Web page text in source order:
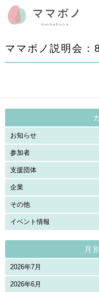
ママボノ説明会：
お知らせ
参加者
支援団体
企業
その他
イベント情報
月
2026年7月
2026年6月